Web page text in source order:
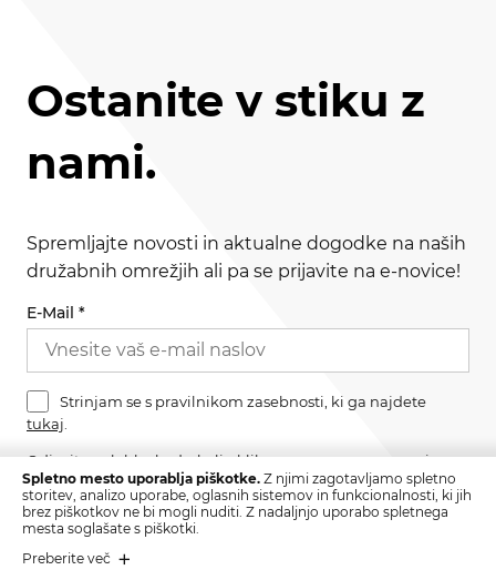
Ostanite v stiku z
nami.
Spremljajte novosti in aktualne dogodke na naših
družabnih omrežjih ali pa se prijavite na e-novice!
E-Mail *
Strinjam se s pravilnikom zasebnosti, ki ga najdete
tukaj
Odjavite se lahko kadarkoli s klikom na povezavo v nogi
sporočila.
Spletno mesto uporablja piškotke. Z njimi zagotavljamo spletno
storitev, analizo uporabe, oglasnih sistemov in funkcionalnosti, ki jih
brez piškotkov ne bi mogli nuditi. Z nadaljnjo uporabo spletnega
mesta soglašate s piškotki.
Preberite več